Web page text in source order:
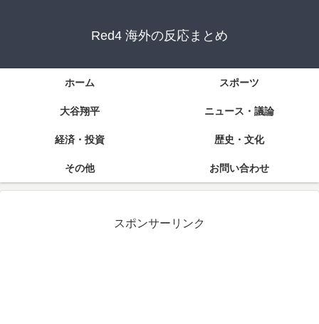
Red4 海外の反応まとめ
ホーム スポーツ
大谷翔平 ニュース・議論
経済・投資 歴史・文化
その他 お問い合わせ
スポンサーリンク